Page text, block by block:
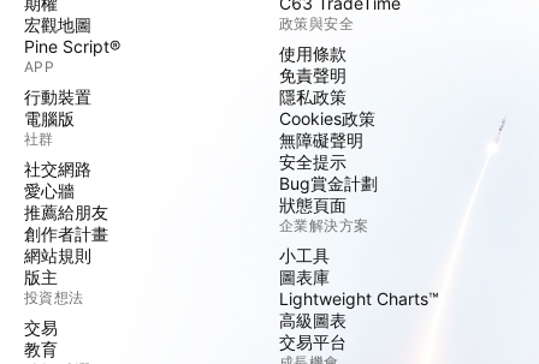
宏觀地圖
Pine Script®
APP
行動裝置
電腦版
社群
社交網路
愛心牆
推薦給朋友
創作者計畫
網站規則
版主
投資想法
交易
教育
政策與安全
使用條款
免責聲明
隱私政策
Cookies政策
無障礙聲明
安全提示
Bug賞金計劃
狀態頁面
企業解決方案
小工具
圖表庫
Lightweight Charts™
高級圖表
交易平台